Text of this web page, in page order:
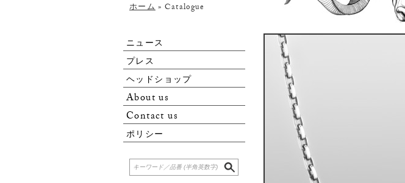
ホーム» Catalogue
ニュース
プレス
ヘッドショップ
About us
Contact us
ポリシー